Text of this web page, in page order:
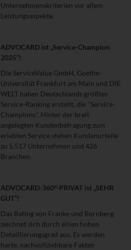
Unternehmenskriterien vor allem
Leistungsaspekte.
ADVOCARD ist „Service-Champion
2025“!
Die ServiceValue GmbH, Goethe-
Universität Frankfurt am Main und DIE
WELT haben Deutschlands größtes
Service-Ranking erstellt, die "Service-
Champions". Hinter der breit
angelegten Kundenbefragung zum
erlebten Service stehen Kundenurteile
zu 5.517 Unternehmen und 426
Branchen.
ADVOCARD-360°-PRIVAT ist „SEHR
GUT“!
Das Rating von Franke und Bornberg
zeichnet sich durch einen hohen
Detaillierungsgrad aus. Es werden
harte, nachvollziehbare Fakten